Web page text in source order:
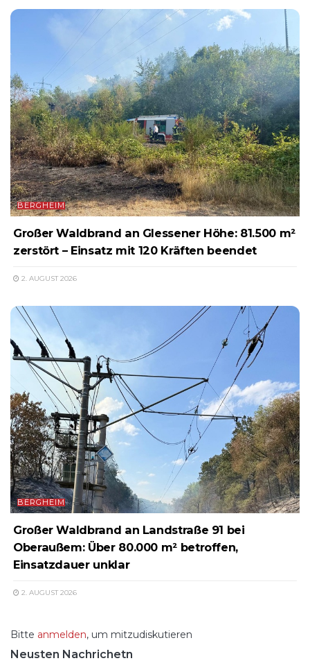
BERGHEIM
Großer Waldbrand an Glessener Höhe: 81.500 m²
zerstört – Einsatz mit 120 Kräften beendet
2. AUGUST 2026
BERGHEIM
Großer Waldbrand an Landstraße 91 bei
Oberaußem: Über 80.000 m² betroffen,
Einsatzdauer unklar
2. AUGUST 2026
Bitte anmelden, um mitzudiskutieren
Neusten Nachrichetn